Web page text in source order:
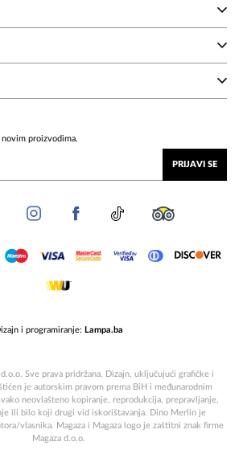
proizvodima.
PRIJAVI SE
i programiranje: Lampa.ba
Sve prava pridržana. Dizajn, uključujući grafičke i
je autorskim pravom prema BiH i međunarodnim
neovlašteno kopiranje, reprodukcija, prepravljanje,
ili bilo koji drugi vid iskorištavanja. Dino Merlin je
vlasnika. Magaza i Magaza logo je zaštitni znak firme
Magaza d.o.o.